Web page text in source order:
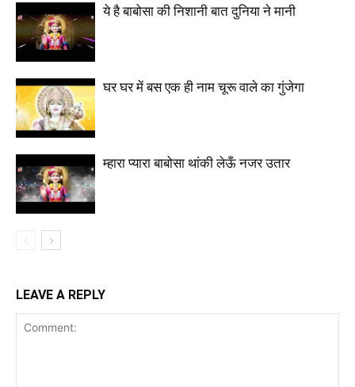
ये है बाबोसा की निशानी बात दुनिया ने मानी
घर घर में बस एक ही नाम चूरू वाले का गुंजेगा
म्हारा प्यारा बाबोसा थांकी लेऊँ नजर उतार
LEAVE A REPLY